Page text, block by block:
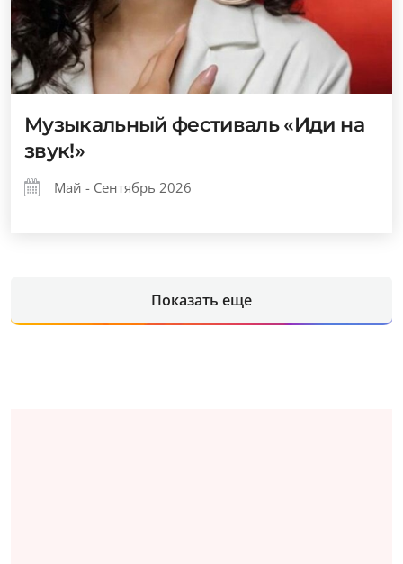
Музыкальный фестиваль «Иди на
звук!»
Май - Сентябрь 2026
Показать еще